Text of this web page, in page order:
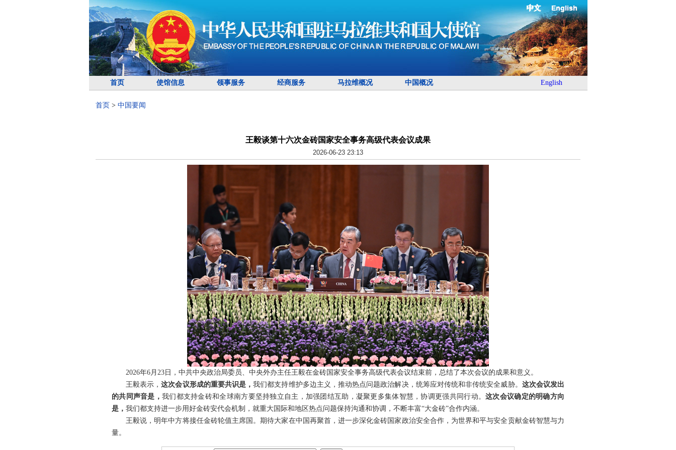
English
中文
首页 使馆信息 领事服务 经商服务 马拉维概况 中国概况 English
首页 > 中国要闻
王毅谈第十六次金砖国家安全事务高级代表会议成果
2026-06-23 23:13
2026年6月23日，中共中央政治局委员、中央外办主任王毅在金砖国家安全事务高级代表会议结束前，总结了本次会议的成果和意义。
王毅表示，这次会议形成的重要共识是，我们都支持维护多边主义，推动热点问题政治解决，统筹应对传统和非传统安全威胁。 这次会议发出
的共同声音是，我们都支持金砖和全球南方要坚持独立自主，加强团结互助，凝聚更多集体智慧，协调更强共同行动。这次会议确定的明确方向
是， 我们都支持进一步用好金砖安代会机制，就重大国际和地区热点问题保持沟通和协调，不断丰富“大金砖”合作内涵。
王毅说，明年中方将接任金砖轮值主席国。期待大家在中国再聚首，进一步深化金砖国家政治安全合作，为世界和平与安全贡献金砖智慧与力
量。